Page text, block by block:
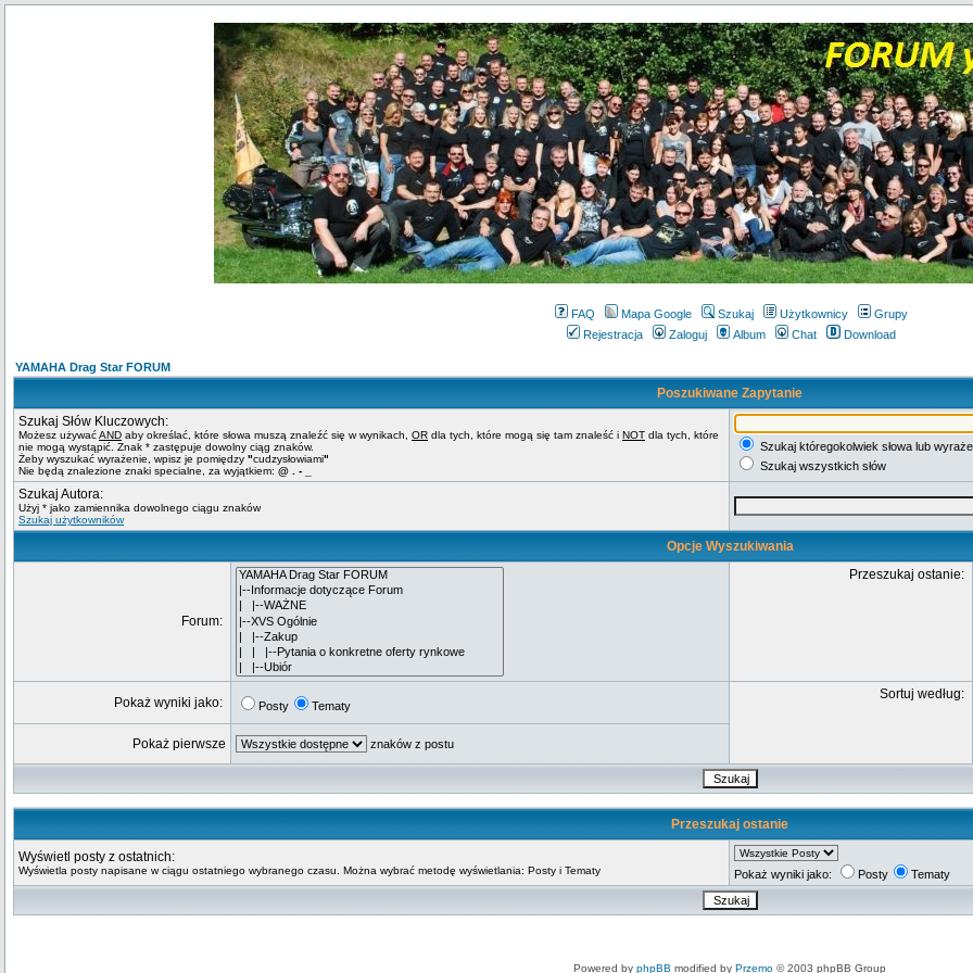
FAQ Mapa Google Szukaj Użytkownicy
Grupy
Rejestracja
Zaloguj Album Chat Download
YAMAHA Drag Star FORUM
Poszukiwane Zapytanie
Szukaj Słów Kluczowych:
Możesz używaćAND aby określać, które słowa muszą znaleźć się w wynikach, OR dla tych, które mogą się tam znaleść i NOT dla tych, które
nie mogą wystąpić. Znak * zastępuje dowolny ciąg znaków.
Żeby wyszukać wyrażenie, wpisz je pomiędzy "cudzysłowiami"
Nie będą znalezione znaki specialne, za wyjątkiem: @ . - _
Szukaj któregokolwiek słowa lub
Szukaj wszystkich słów
Szukaj Autora:
Użyj * jako zamiennika dowolnego ciągu znaków
Szukaj użytkowników
Opcje Wyszukiwania
Forum:
Przeszukaj ostanie:
Pokaż wyniki jako: Posty Tematy
Sortuj według:
Pokaż pierwsze znaków z postu
Przeszukaj ostanie
Wyświetl posty z ostatnich:
Wyświetla posty napisane w ciągu ostatniego wybranego czasu. Można wybrać metodę wyświetlania: Posty i Tematy Pokaż wyniki jako: Posty Tematy
Powered by phpBB modified by Przemo © 2003 phpBB Group